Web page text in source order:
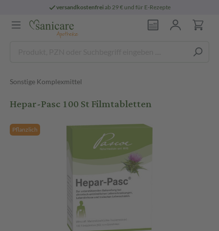
versandkostenfreiab 29 € und für E-Rezepte
Sonstige Komplexmittel
Hepar-Pasc 100 St Filmtabletten
Pflanzlich